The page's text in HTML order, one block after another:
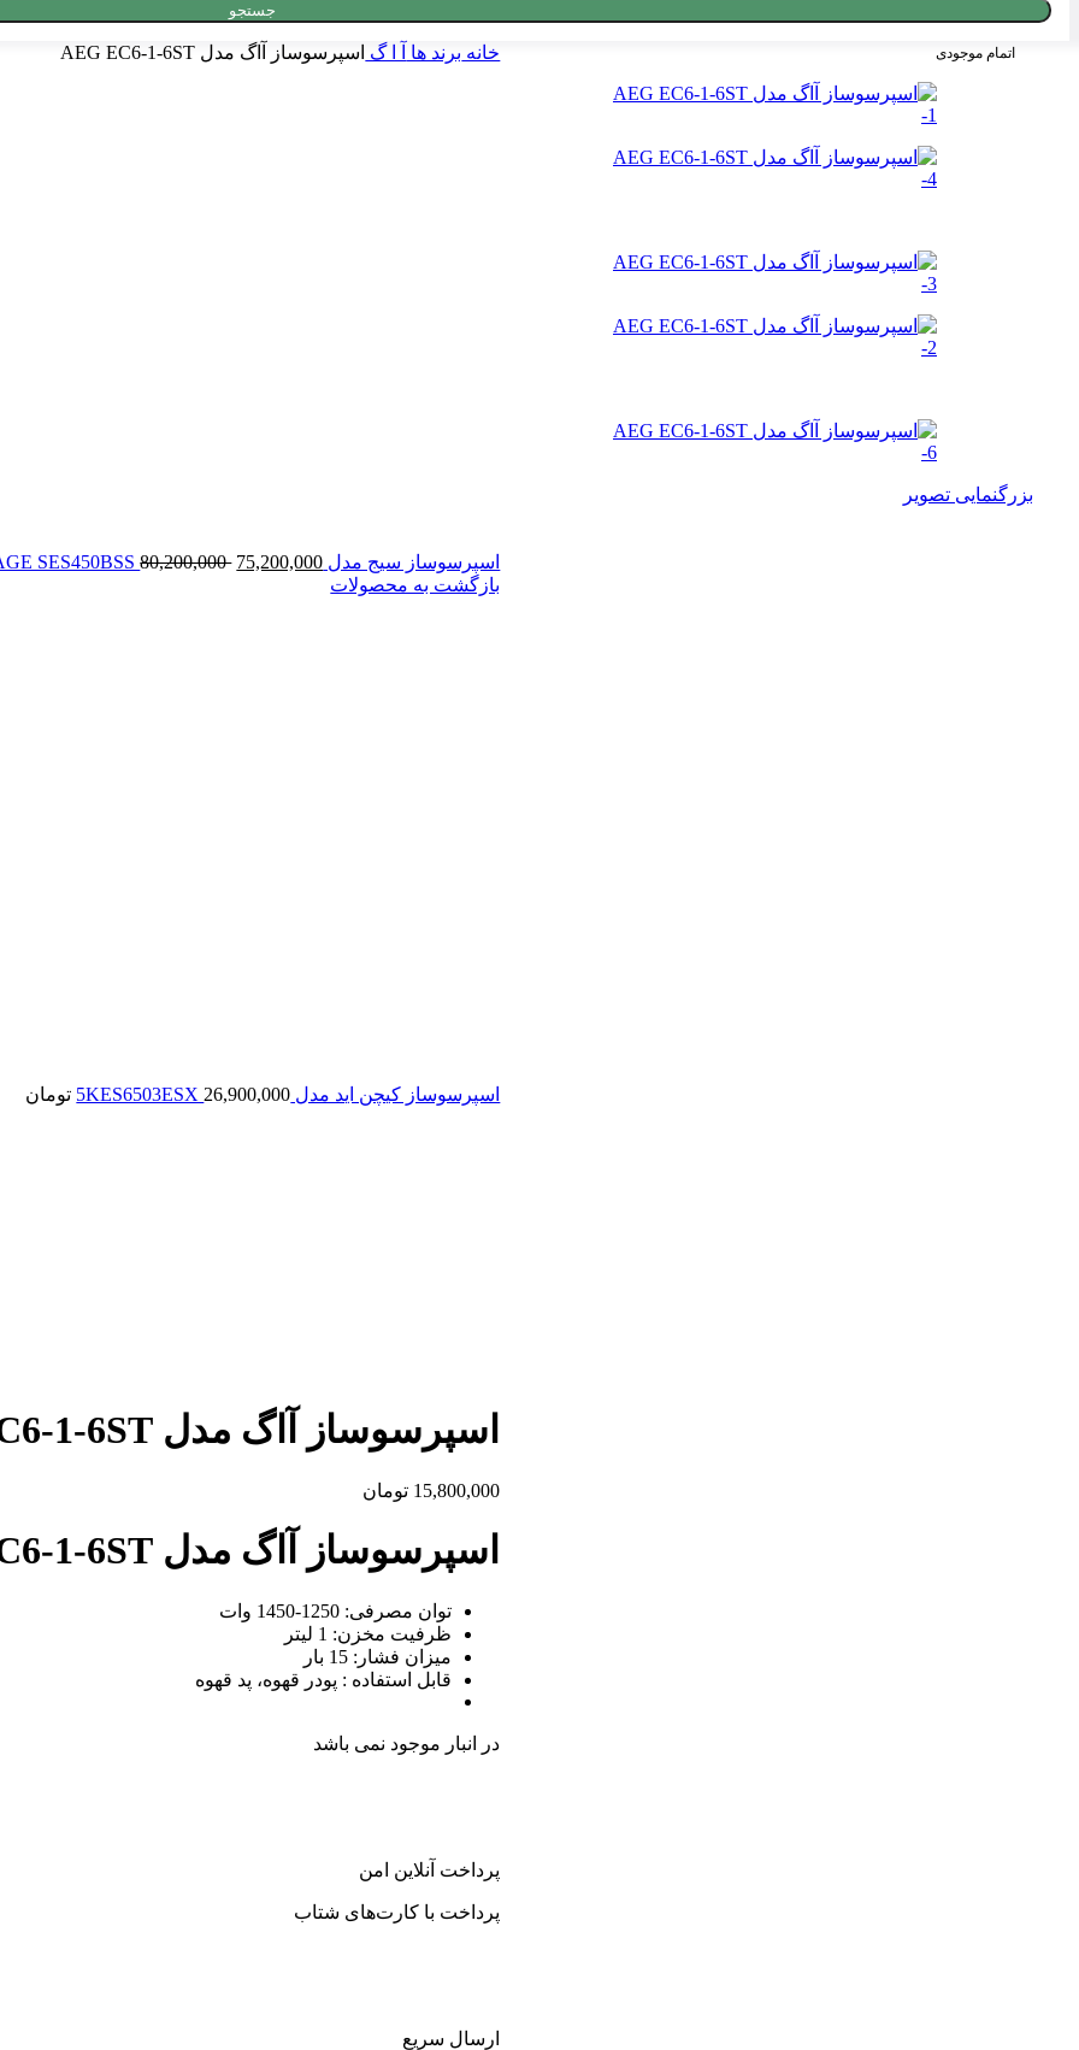
جستجو
اتمام موجودی
بزرگنمایی تصویر
خانه برند ها آ ا گ اسپرسوساز آاگ مدل AEG EC6-1-6ST
اسپرسوساز سیج مدل SAGE SES450BSS 80,200,000
قیمت 75,200,000
بازگشت به محصولات
اسپرسوساز کیچن اید مدل 5KES6503ESX 26,900,000 تومان
اسپرسوساز آاگ مدل AEG EC6-1-6ST
15,800,000 تومان
اسپرسوساز آاگ مدل AEG EC6-1-6ST
توان مصرفی: 1250-1450 وات
ظرفیت مخزن: 1 لیتر
میزان فشار: 15 بار
قابل استفاده : پودر قهوه، پد قهوه
در انبار موجود نمی باشد
پرداخت آنلاین امن
پرداخت با کارت‌های شتاب
ارسال سریع